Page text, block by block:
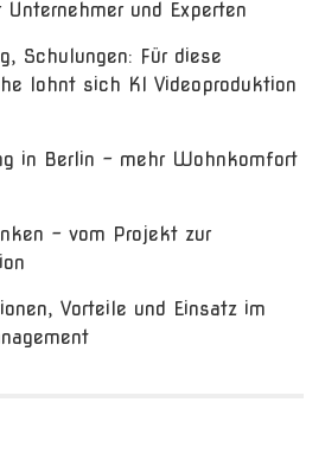
und Experten
Schulungen: Für diese
lohnt sich KI Videoproduktion
in Berlin – mehr Wohnkomfort
– vom Projekt zur
Vorteile und Einsatz im